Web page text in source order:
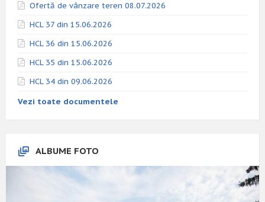
Ofertă de vânzare teren 08.07.2026
HCL 37 din 15.06.2026
HCL 36 din 15.06.2026
HCL 35 din 15.06.2026
HCL 34 din 09.06.2026
Vezi toate documentele
ALBUME FOTO